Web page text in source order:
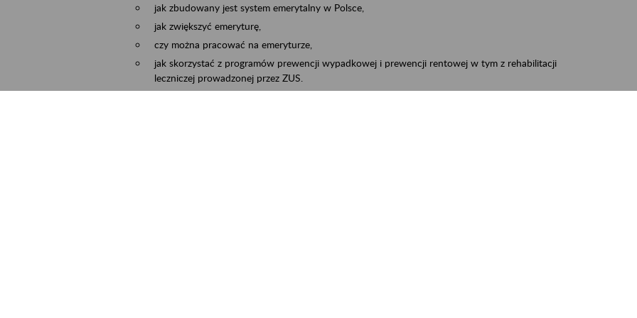
jak zbudowany jest system emerytalny w Polsce,
jak zwiększyć emeryturę,
czy można pracować na emeryturze,
jak skorzystać z programów prewencji wypadkowej i prewencji rentowej w tym z rehabilitacji
leczniczej prowadzonej przez ZUS.